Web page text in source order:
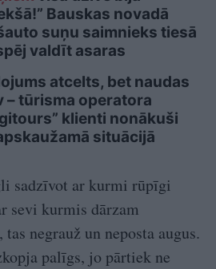
Bauskas novadā
suņu saimnieks tiesā
valdīt asaras
atcelts, bet naudas
– tūrisma operatora
klienti nonākuši
situācijā
sadzīvot ar kurmi rūpīgi
sevi kurmis dārzam
negrauž un neposta augus.
palīgs, jo pārtiek ne